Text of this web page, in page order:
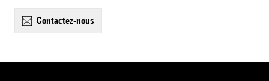
contactez-nous